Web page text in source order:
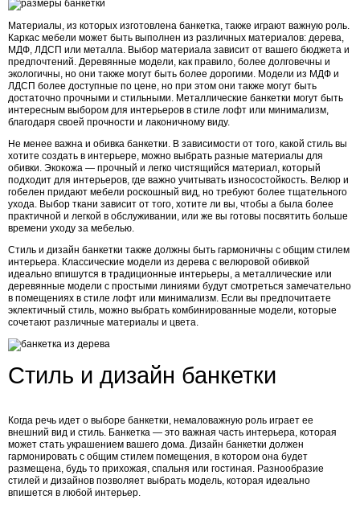
Материалы, из которых изготовлена банкетка, также играют важную роль.
Каркас мебели может быть выполнен из различных материалов: дерева,
МДФ, ЛДСП или металла. Выбор материала зависит от вашего бюджета и
предпочтений. Деревянные модели, как правило, более долговечны и
экологичны, но они также могут быть более дорогими. Модели из МДФ и
ЛДСП более доступные по цене, но при этом они также могут быть
достаточно прочными и стильными. Металлические банкетки могут быть
интересным выбором для интерьеров в стиле лофт или минимализм,
благодаря своей прочности и лаконичному виду.
Не менее важна и обивка банкетки. В зависимости от того, какой стиль вы
хотите создать в интерьере, можно выбрать разные материалы для
обивки. Экокожа — прочный и легко чистящийся материал, который
подходит для интерьеров, где важно учитывать износостойкость. Велюр и
гобелен придают мебели роскошный вид, но требуют более тщательного
ухода. Выбор ткани зависит от того, хотите ли вы, чтобы а была более
практичной и легкой в обслуживании, или же вы готовы посвятить больше
времени уходу за мебелью.
Стиль и дизайн банкетки также должны быть гармоничны с общим стилем
интерьера. Классические модели из дерева с велюровой обивкой
идеально впишутся в традиционные интерьеры, а металлические или
деревянные модели с простыми линиями будут смотреться замечательно
в помещениях в стиле лофт или минимализм. Если вы предпочитаете
эклектичный стиль, можно выбрать комбинированные модели, которые
сочетают различные материалы и цвета.
Стиль и дизайн банкетки
Когда речь идет о выборе банкетки, немаловажную роль играет ее
внешний вид и стиль. Банкетка — это важная часть интерьера, которая
может стать украшением вашего дома. Дизайн банкетки должен
гармонировать с общим стилем помещения, в котором она будет
размещена, будь то прихожая, спальня или гостиная. Разнообразие
стилей и дизайнов позволяет выбрать модель, которая идеально
впишется в любой интерьер.